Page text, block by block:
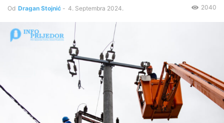
Od Dragan Stojnić - 4. Septembra 2024. 2040